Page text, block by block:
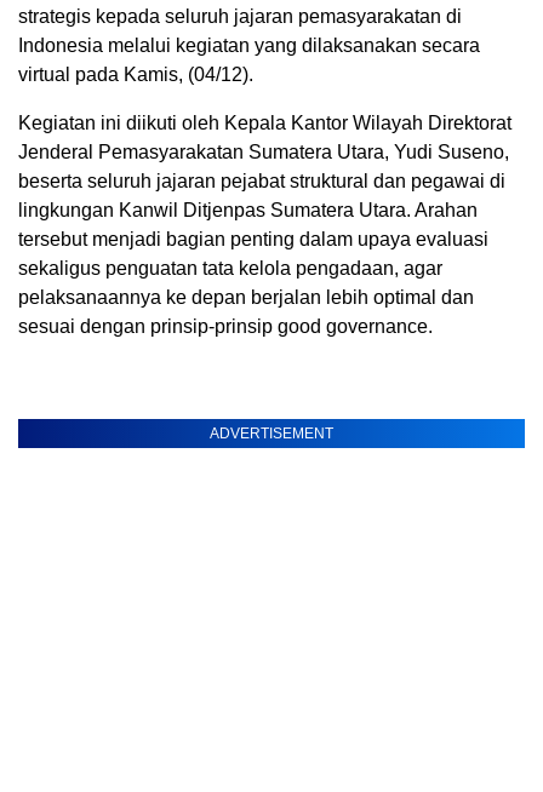
strategis kepada seluruh jajaran pemasyarakatan di
Indonesia melalui kegiatan yang dilaksanakan secara
virtual pada Kamis, (04/12).
Kegiatan ini diikuti oleh Kepala Kantor Wilayah Direktorat
Jenderal Pemasyarakatan Sumatera Utara, Yudi Suseno,
beserta seluruh jajaran pejabat struktural dan pegawai di
lingkungan Kanwil Ditjenpas Sumatera Utara. Arahan
tersebut menjadi bagian penting dalam upaya evaluasi
sekaligus penguatan tata kelola pengadaan, agar
pelaksanaannya ke depan berjalan lebih optimal dan
sesuai dengan prinsip-prinsip good governance.
ADVERTISEMENT